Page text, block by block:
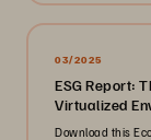
03/2025
ESG Report:
Virtualized
Download this